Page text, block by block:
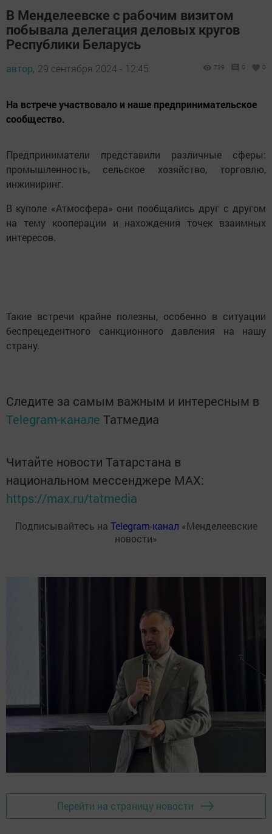
В Менделеевске с рабочим визитом
побывала делегация деловых кругов
Республики Беларусь
автор, 29 сентября 2024 - 12:45 739 0 0
На встрече участвовало и наше предпринимательское
сообщество.
Предприниматели представили различные сферы:
промышленность, сельское хозяйство, торговлю,
инжиниринг.
В куполе «Атмосфера» они пообщались друг с другом
на тему кооперации и нахождения точек взаимных
интересов.
Такие встречи крайне полезны, особенно в ситуации
беспрецедентного санкционного давления на нашу
страну.
Следите за самым важным и интересным в
Telegram-канале Татмедиа
Читайте новости Татарстана в
национальном мессенджере MАХ:
https://max.ru/tatmedia
Подписывайтесь на Telegram-канал «Менделеевские
новости»
Перейти на страницу новости